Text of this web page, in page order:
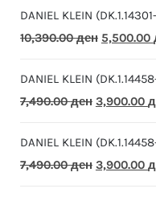
DANIEL KLEIN
10,390.00ден Original
was:
10,390.00
5,500.00
DANIEL KLEIN
7,490.00ден Original
was:
7,490.00
3,900.00
DANIEL KLEIN
7,490.00ден Original
3,900.00